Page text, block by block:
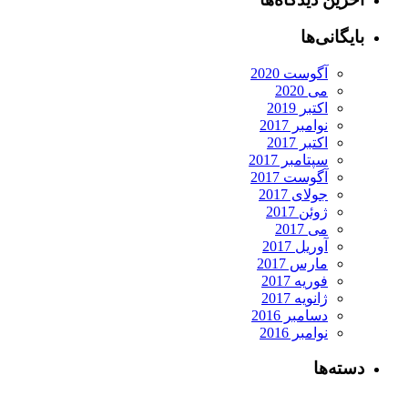
بایگانی‌ها
آگوست 2020
می 2020
اکتبر 2019
نوامبر 2017
اکتبر 2017
سپتامبر 2017
آگوست 2017
جولای 2017
ژوئن 2017
می 2017
آوریل 2017
مارس 2017
فوریه 2017
ژانویه 2017
دسامبر 2016
نوامبر 2016
دسته‌ها